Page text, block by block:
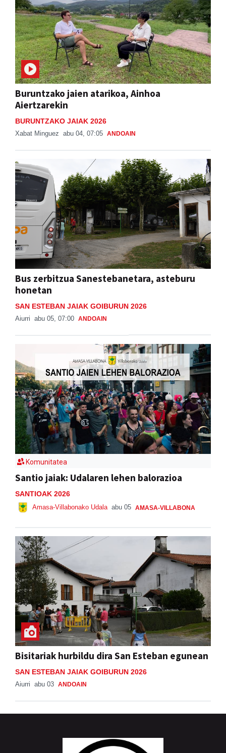
Buruntzako jaien atarikoa, Ainhoa
Aiertzarekin
BURUNTZAKO JAIAK 2026
Xabat Minguez abu 04, 07:05 ANDOAIN
Bus zerbitzua Sanestebanetara, asteburu
honetan
SAN ESTEBAN JAIAK GOIBURUN 2026
Aiurri abu 05, 07:00 ANDOAIN
Komunitatea
Santio jaiak: Udalaren lehen balorazioa
SANTIOAK 2026
Amasa-Villabonako Udala abu 05 AMASA-VILLABONA
Bisitariak hurbildu dira San Esteban egunean
SAN ESTEBAN JAIAK GOIBURUN 2026
Aiurri abu 03 ANDOAIN